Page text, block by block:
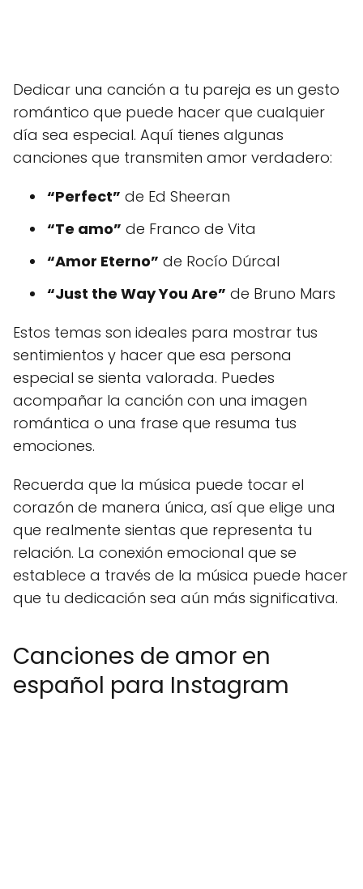
Dedicar una canción a tu pareja es un gesto
romántico que puede hacer que cualquier
día sea especial. Aquí tienes algunas
canciones que transmiten amor verdadero:
“Perfect” de Ed Sheeran
“Te amo” de Franco de Vita
“Amor Eterno” de Rocío Dúrcal
“Just the Way You Are” de Bruno Mars
Estos temas son ideales para mostrar tus
sentimientos y hacer que esa persona
especial se sienta valorada. Puedes
acompañar la canción con una imagen
romántica o una frase que resuma tus
emociones.
Recuerda que la música puede tocar el
corazón de manera única, así que elige una
que realmente sientas que representa tu
relación. La conexión emocional que se
establece a través de la música puede hacer
que tu dedicación sea aún más significativa.
Canciones de amor en
español para Instagram